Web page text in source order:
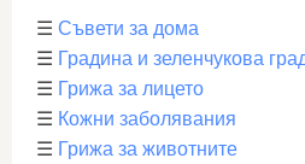
☰ Съвети за дома
☰ Градина и зеленчукова
☰ Грижа за лицето
☰ Кожни заболявания
☰ Грижа за животните